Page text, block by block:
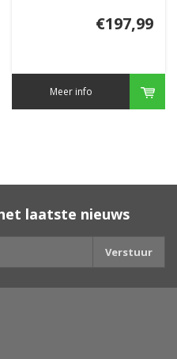
€197,99
Meer info
laatste nieuws
Verstuur